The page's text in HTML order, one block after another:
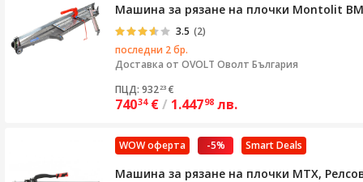
Машина за рязане на плочки Montolit
3.5 (2)
последни 2 бр.
Доставка от OVOLT Оволт България
ПЦД: 93223 €
74034 €/ 1.44798 лв.
Smart Deals
-5%
WOW оферта
Машина за рязане на плочки MTX,